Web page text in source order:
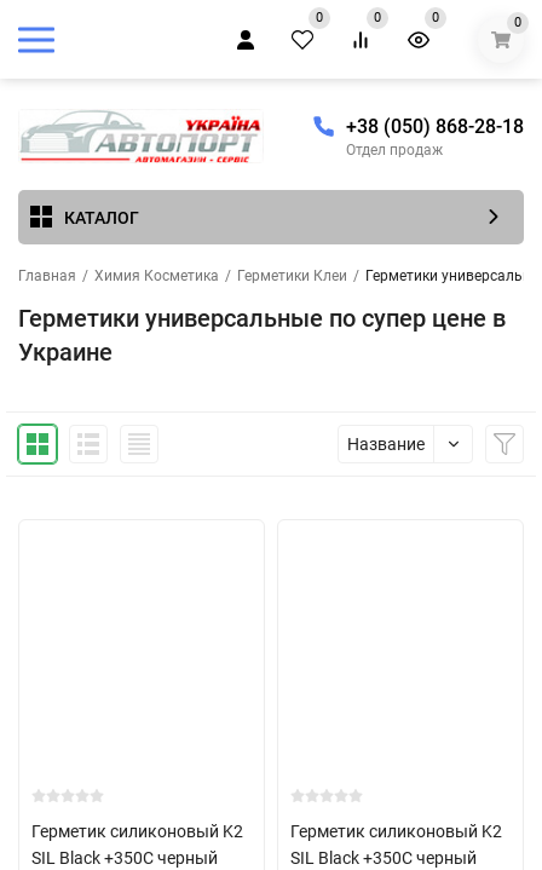
0 0 0 0
+38 (050) 868-28-18
Отдел продаж
КАТАЛОГ
Главная / Химия Косметика / Герметики Клеи / Герметики
Герметики универсальные по супер цене в
Украине
Название
Герметик силиконовый K2
SIL Black +350С черный
Герметик силиконовый K2
SIL Black +350С черный